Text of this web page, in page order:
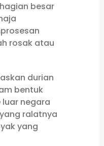
besar
rosak atau
durian
bentuk
negara
ralatnya
yang